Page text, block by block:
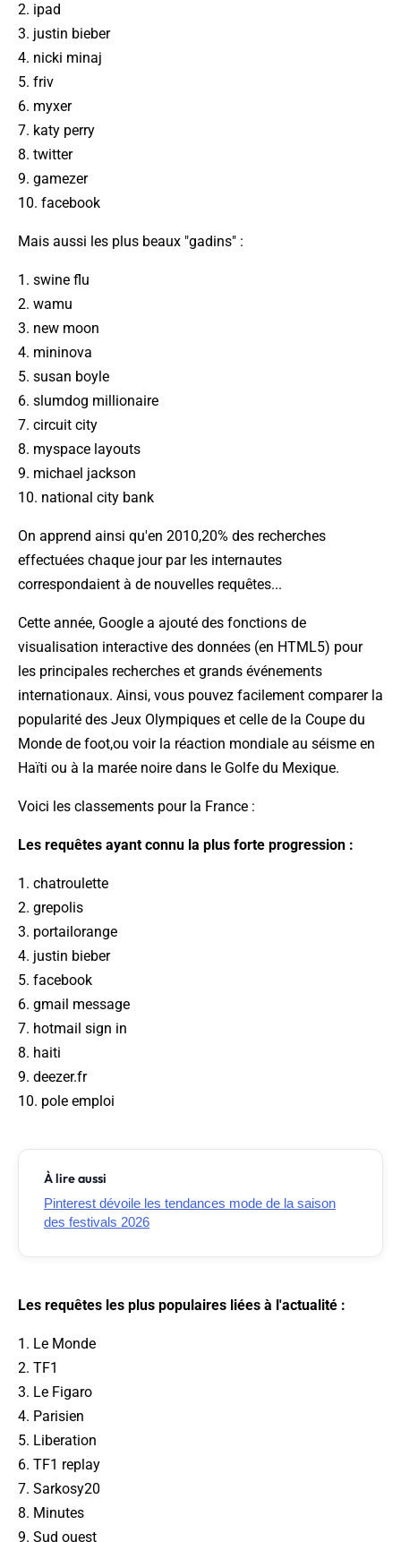
2. ipad
3. justin bieber
4. nicki minaj
5. friv
6. myxer
7. katy perry
8. twitter
9. gamezer
10. facebook
Mais aussi les plus beaux "gadins" :
1. swine flu
2. wamu
3. new moon
4. mininova
5. susan boyle
6. slumdog millionaire
7. circuit city
8. myspace layouts
9. michael jackson
10. national city bank
On apprend ainsi qu'en 2010,20% des recherches
effectuées chaque jour par les internautes
correspondaient à de nouvelles requêtes...
Cette année, Google a ajouté des fonctions de
visualisation interactive des données (en HTML5) pour
les principales recherches et grands événements
internationaux. Ainsi, vous pouvez facilement comparer la
popularité des Jeux Olympiques et celle de la Coupe du
Monde de foot,ou voir la réaction mondiale au séisme en
Haïti ou à la marée noire dans le Golfe du Mexique.
Voici les classements pour la France :
Les requêtes ayant connu la plus forte progression :
1. chatroulette
2. grepolis
3. portailorange
4. justin bieber
5. facebook
6. gmail message
7. hotmail sign in
8. haiti
9. deezer.fr
10. pole emploi
À lire aussi
Pinterest dévoile les tendances mode de la saison
des festivals 2026
Les requêtes les plus populaires liées à l'actualité :
1. Le Monde
2. TF1
3. Le Figaro
4. Parisien
5. Liberation
6. TF1 replay
7. Sarkosy20
8. Minutes
9. Sud ouest